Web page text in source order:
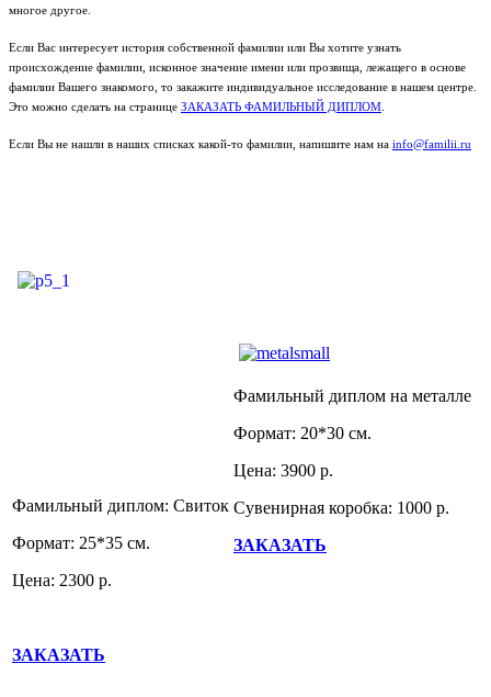
многое другое.
Если Вас интересует история собственной фамилии или Вы хотите узнать
происхождение фамилии, исконное значение имени или прозвища, лежащего в основе
фамилии Вашего знакомого, то закажите индивидуальное исследование в нашем центре.
Это можно сделать на странице ЗАКАЗАТЬ ФАМИЛЬНЫЙ ДИПЛОМ
Если Вы не нашли в наших списках какой-то фамилии, напишите нам на info@familii.ru
Фамильный диплом: Свиток
Формат: 25*35 см.
Цена: 2300 р.
ЗАКАЗАТЬ
Фамильный диплом на металле
Формат: 20*30 см.
Цена: 3900 р.
Сувенирная коробка: 1000 р.
ЗАКАЗАТЬ